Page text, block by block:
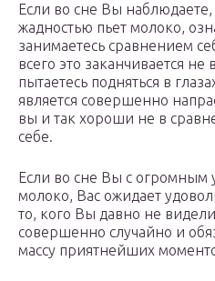
Если во сне Вы
жадностью пьет молоко,
занимаетесь сравнением
всего это заканчивается
пытаетесь подняться в
является совершенно
вы и так хороши не в
себе.
Если во сне Вы с огромным
молоко, Вас ожидает
то, кого Вы давно не
совершенно случайно и
массу приятнейших